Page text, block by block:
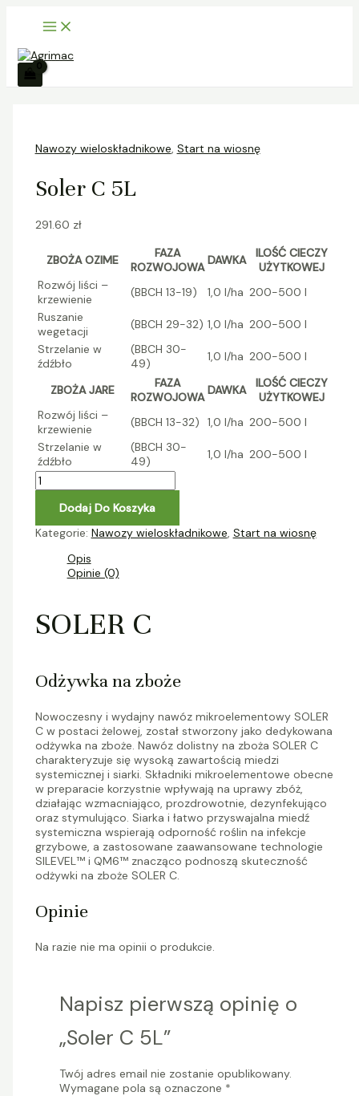
content
Nawozy wieloskładnikowe, Start na wiosnę
Soler C 5L
291.60 zł
ZBOŻA OZIME
FAZA
ROZWOJOWA DAWKA
ILOŚĆ CIECZY
UŻYTKOWEJ
Rozwój liści –
krzewienie
(BBCH 13-19) 1,0 l/ha 200-500 l
Ruszanie
wegetacji
(BBCH 29-32) 1,0 l/ha 200-500 l
Strzelanie w
źdźbło
(BBCH 30-
49)
1,0 l/ha 200-500 l
ZBOŻA JARE
FAZA
ROZWOJOWA DAWKA
ILOŚĆ CIECZY
UŻYTKOWEJ
Rozwój liści –
krzewienie
(BBCH 13-32) 1,0 l/ha 200-500 l
Strzelanie w
źdźbło
(BBCH 30-
49)
1,0 l/ha 200-500 l
Soler
5L
Dodaj Do Koszyka
Kategorie: Nawozy wieloskładnikowe, Start na wiosnę
Opis
Opinie (0)
SOLER C
Odżywka na zboże
Nowoczesny i wydajny nawóz mikroelementowy SOLER
C w postaci żelowej, został stworzony jako dedykowana
odżywka na zboże. Nawóz dolistny na zboża SOLER C
charakteryzuje się wysoką zawartością miedzi
systemicznej i siarki. Składniki mikroelementowe obecne
w preparacie korzystnie wpływają na uprawy zbóż,
działając wzmacniająco, prozdrowotnie, dezynfekująco
oraz stymulująco. Siarka i łatwo przyswajalna miedź
systemiczna wspierają odporność roślin na infekcje
grzybowe, a zastosowane zaawansowane technologie
SILEVEL™ i QM6™ znacząco podnoszą skuteczność
odżywki na zboże SOLER C.
Opinie
Na razie nie ma opinii o produkcie.
Napisz pierwszą opinię o
„Soler C 5L”
Twój adres email nie zostanie opublikowany.
Wymagane pola są oznaczone *